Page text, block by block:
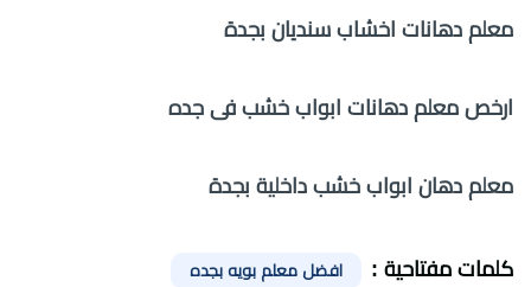
معلم دهانات اخشاب سنديان بجدة
ارخص معلم دهانات ابواب خشب فى جده
معلم دهان ابواب خشب داخلية بجدة
كلمات مفتاحية : افضل معلم بويه بجده